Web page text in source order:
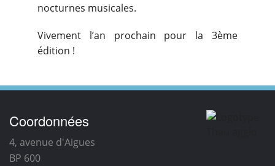
nocturnes musicales.
Vivement l’an prochain pour la 3ème
édition !
Coordonnées
4, avenue d'Aigues
BP 600